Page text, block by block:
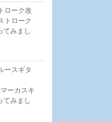
ローク改
トローク
てみまし
ースギタ
ーカスキ
てみまし